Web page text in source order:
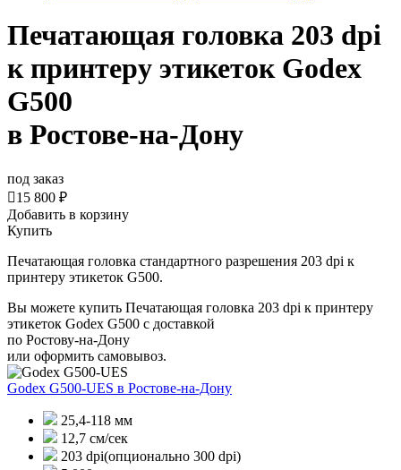
Печатающая головка 203 dpi
к принтеру этикеток Godex
G500
в Ростове-на-Дону
под заказ
15 800 ₽
Добавить в корзину
Купить
Печатающая головка стандартного разрешения 203 dpi к
принтеру этикеток G500.
Вы можете купить Печатающая головка 203 dpi к принтеру
этикеток Godex G500 с доставкой
по Ростову-на-Дону
или оформить самовывоз.
Godex G500-UES в Ростове-на-Дону
25,4-118 мм
12,7 см/сек
203 dpi(опционально 300 dpi)